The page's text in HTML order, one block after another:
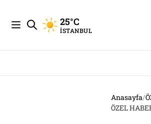
25°C
İSTANBUL
Anasayfa/
ÖZEL